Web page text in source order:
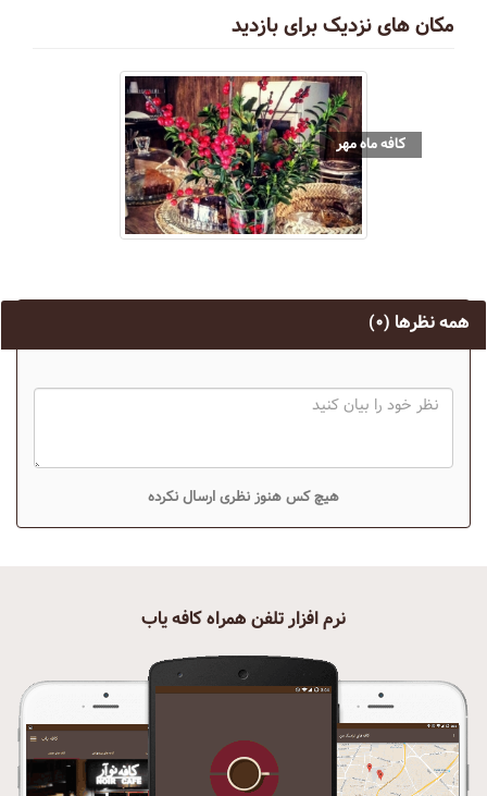
مکان های نزدیک برای بازدید
کافه ماه مهر
همه نظرها (۰)
هیچ کس هنوز نظری ارسال نکرده
نرم افزار تلفن همراه کافه یاب